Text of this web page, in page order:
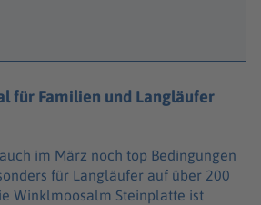
für Familien und Langläufer
im März noch top Bedingungen
für Langläufer auf über 200
Winklmoosalm Steinplatte ist